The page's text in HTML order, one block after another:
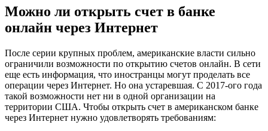
Можно ли открыть счет в банке
онлайн через Интернет
После серии крупных проблем, американские власти сильно
ограничили возможности по открытию счетов онлайн. В сети
еще есть информация, что иностранцы могут проделать все
операции через Интернет. Но она устаревшая. С 2017-ого года
такой возможности нет ни в одной организации на
территории США. Чтобы открыть счет в американском банке
через Интернет нужно удовлетворять требованиям: